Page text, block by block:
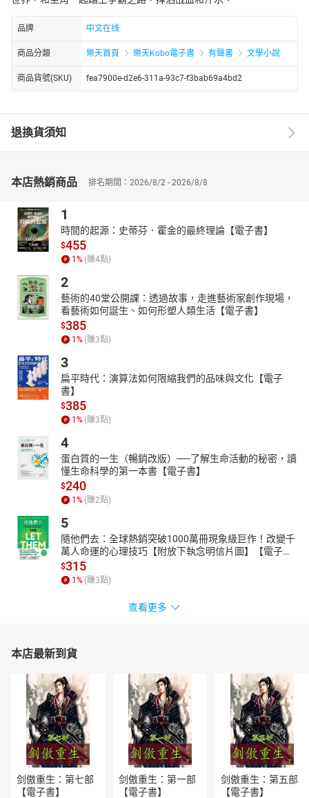
品牌 中文在线
商品分類 樂天首頁 樂天Kobo電子書 有聲書 文學小說
商品貨號(SKU) fea7900e-d2e6-311a-93c7-f3bab69a4bd2
退換貨須知
本店熱銷商品 排名期間：2026/8/2 - 2026/8/8
1
時間的起源：史蒂芬．霍金的最終理論【電子書】
$455
1% (賺4點)
2
藝術的40堂公開課：透過故事，走進藝術家創作現場，
看藝術如何誕生、如何形塑人類生活【電子書】
$385
1% (賺3點)
3
扁平時代：演算法如何限縮我們的品味與文化【電子
書】
$385
1% (賺3點)
4
蛋白質的一生（暢銷改版）──了解生命活動的秘密，讀
懂生命科學的第一本書【電子書】
$240
1% (賺2點)
5
隨他們去：全球熱銷突破1000萬冊現象級巨作！改變千
萬人命運的心理技巧【附放下執念明信片圖】【電子
書】
$315
1% (賺3點)
查看更多
本店最新到貨
剑傲重生：第七部
【電子書】
剑傲重生：第一部
【電子書】
剑傲重生：第五部
【電子書】